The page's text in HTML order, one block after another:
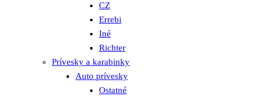
CZ
Errebi
Iné
Richter
Prívesky a karabinky
Auto prívesky
Ostatné